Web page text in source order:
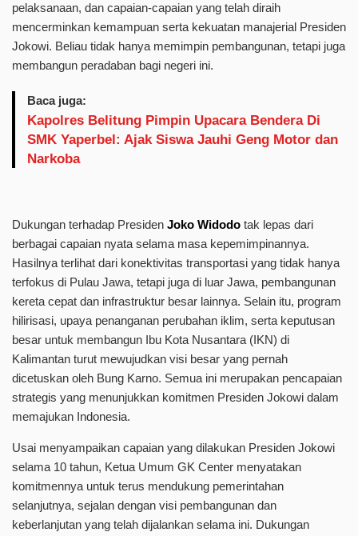
pelaksanaan, dan capaian-capaian yang telah diraih
mencerminkan kemampuan serta kekuatan manajerial Presiden
Jokowi. Beliau tidak hanya memimpin pembangunan, tetapi juga
membangun peradaban bagi negeri ini.
Baca juga:
Kapolres Belitung Pimpin Upacara Bendera Di
SMK Yaperbel: Ajak Siswa Jauhi Geng Motor dan
Narkoba
Dukungan terhadap Presiden Joko Widodo tak lepas dari
berbagai capaian nyata selama masa kepemimpinannya.
Hasilnya terlihat dari konektivitas transportasi yang tidak hanya
terfokus di Pulau Jawa, tetapi juga di luar Jawa, pembangunan
kereta cepat dan infrastruktur besar lainnya. Selain itu, program
hilirisasi, upaya penanganan perubahan iklim, serta keputusan
besar untuk membangun Ibu Kota Nusantara (IKN) di
Kalimantan turut mewujudkan visi besar yang pernah
dicetuskan oleh Bung Karno. Semua ini merupakan pencapaian
strategis yang menunjukkan komitmen Presiden Jokowi dalam
memajukan Indonesia.
Usai menyampaikan capaian yang dilakukan Presiden Jokowi
selama 10 tahun, Ketua Umum GK Center menyatakan
komitmennya untuk terus mendukung pemerintahan
selanjutnya, sejalan dengan visi pembangunan dan
keberlanjutan yang telah dijalankan selama ini. Dukungan